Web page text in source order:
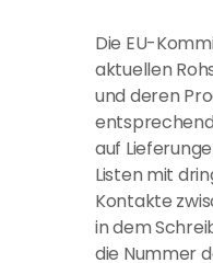
Die EU-
aktuellen
und deren
auf
Listen mit
Kontakte
in dem
die Nummer